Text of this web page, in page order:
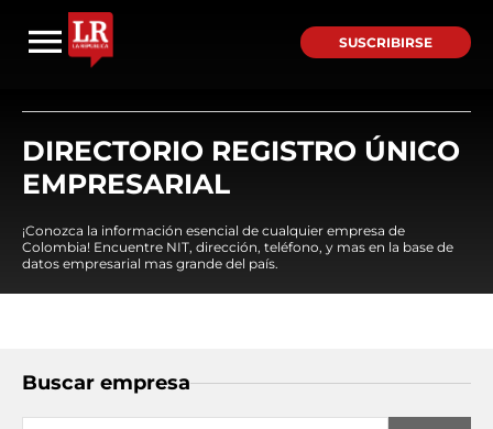
SUSCRIBIRSE
DIRECTORIO REGISTRO ÚNICO
EMPRESARIAL
¡Conozca la información esencial de cualquier empresa de
Colombia! Encuentre NIT, dirección, teléfono, y mas en la base de
datos empresarial mas grande del país.
Buscar empresa